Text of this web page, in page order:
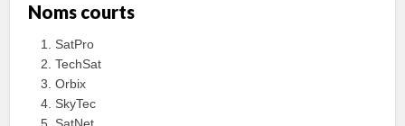
Noms courts
SatPro
TechSat
Orbix
SkyTec